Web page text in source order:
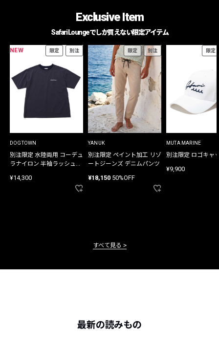
Exclusive Item
Safari Loungeでしか買えない限定アイテム
NEW 限定 別注
DOGTOWN
別注限定 水陸両用 コーデュ
ラナイロン 半袖ラッシュガ
¥14,300
限定 別注
YANUK
別注限定 ペイント加工 リゾ
ートジーンズ デニムパンツ
¥18,150 50%OFF
限定
MUTA MARINE
別注限定 ロゴキャ
¥9,900
すべて見る
最新の読みもの